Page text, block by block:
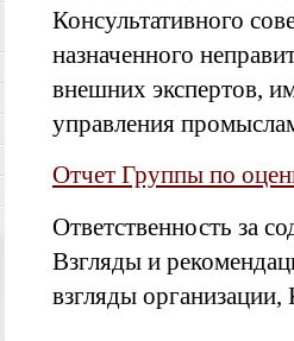
Консультативного
назначенного
внешних экспертов,
управления
Отчет Группы по
Ответственность за
Взгляды и
взгляды